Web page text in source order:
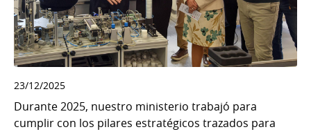
23/12/2025
Durante 2025, nuestro ministerio trabajó para
cumplir con los pilares estratégicos trazados para